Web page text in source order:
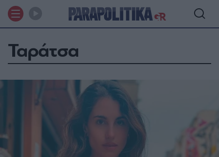
Ταράτσα